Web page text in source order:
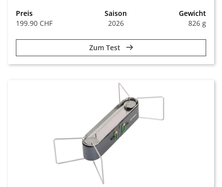
Preis
199.90 CHF
Saison
2026
Gewicht
826 g
Zum Test